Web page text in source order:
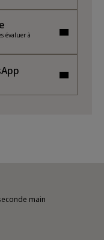
évaluer à
main